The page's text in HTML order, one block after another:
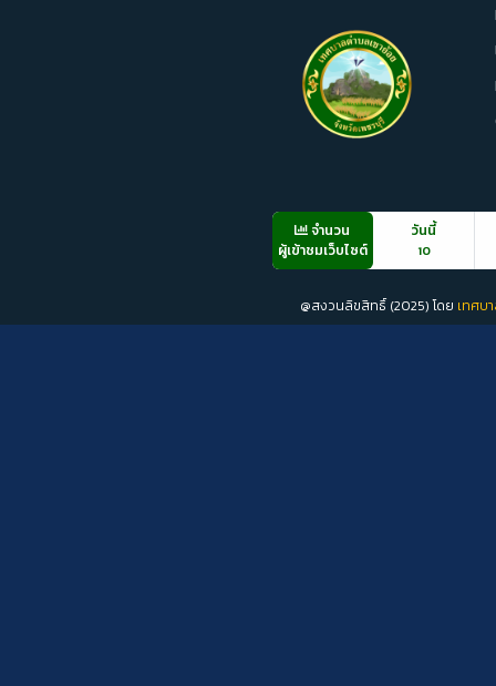
จำนวน
ผู้เข้าชมเว็บไซต์
วันนี้
10
@สงวนลิขสิทธิ์ (2025) โดย เทศบ